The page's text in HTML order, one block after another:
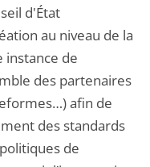
d'État
au niveau de la
instance de
des partenaires
afin de
des standards
de